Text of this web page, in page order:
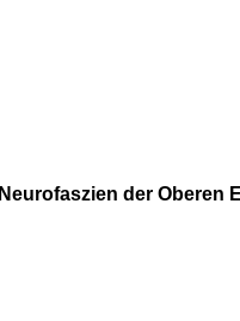
Neurofaszien der Oberen